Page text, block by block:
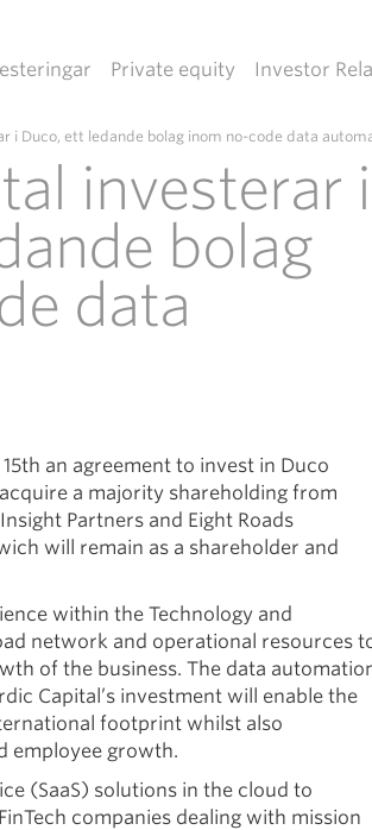
Private equity Investor
i Duco, ett ledande bolag inom no-code data
investerar i
bolag
data
an agreement to invest in Duco
a majority shareholding from
Partners and Eight Roads
will remain as a shareholder and
within the Technology and
network and operational resources
of the business. The data
Capital’s investment will enable the
footprint whilst also
employee growth.
(SaaS) solutions in the cloud to
companies dealing with mission